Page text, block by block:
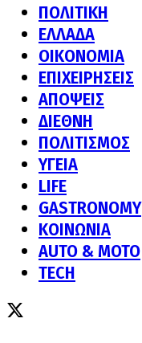
ΠΟΛΙΤΙΚΗ
ΕΛΛΑΔΑ
ΟΙΚΟΝΟΜΙΑ
ΕΠΙΧΕΙΡΗΣΕΙΣ
ΑΠΟΨΕΙΣ
ΔΙΕΘΝΗ
ΠΟΛΙΤΙΣΜΟΣ
ΥΓΕΙΑ
LIFE
GASTRONOMY
ΚΟΙΝΩΝΙΑ
AUTO & MOTO
TECH